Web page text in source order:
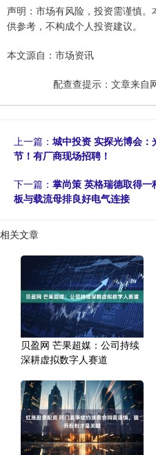
声明：市场有风险，投资需谨慎
供参考，不构成个人投资建议。
本文源自：市场资讯
配查查提示：文章来自
上一篇： 城中投资 实探光博会
节！有厂商现场招聘！
下一篇： 掌尚策 英格瑞德取得
板与载流母排良好电气连接
相关文章
贝盈网 芒果超媒：公司持续
深耕虚拟数字人赛道